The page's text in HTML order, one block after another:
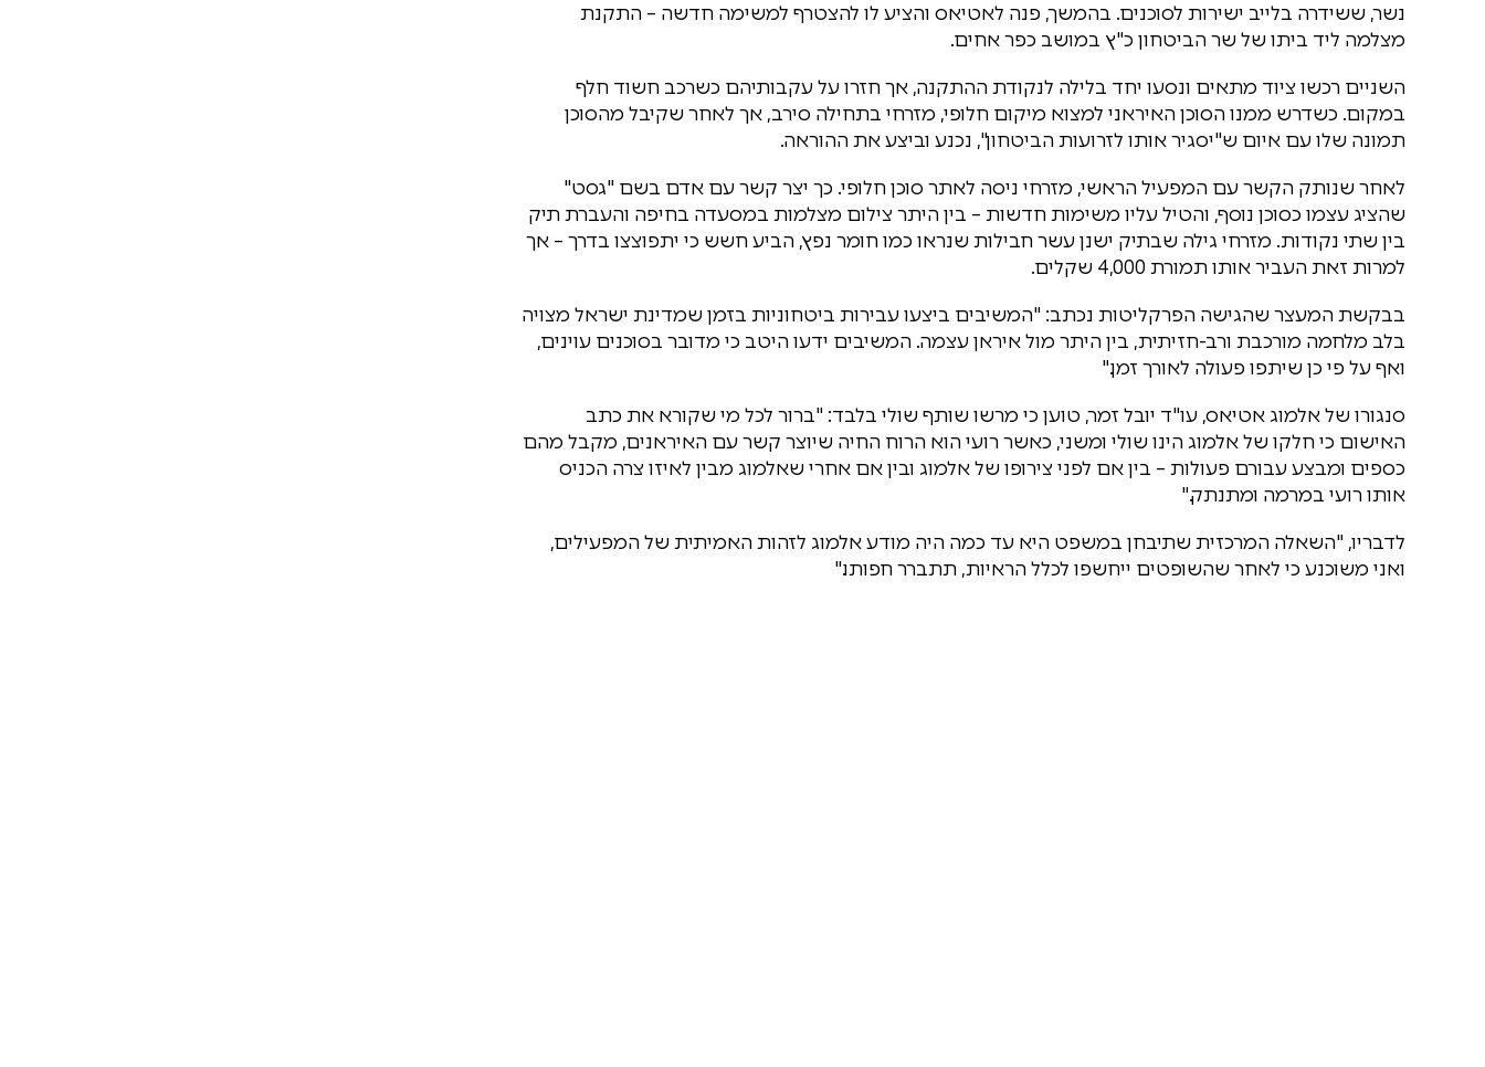
נשר, ששידרה בלייב ישירות לסוכנים. בהמשך, פנה לאטיאס והציע לו להצטרף למשימה חדשה – התקנת
מצלמה ליד ביתו של שר הביטחון כ"ץ במושב כפר אחים.
השניים רכשו ציוד מתאים ונסעו יחד בלילה לנקודת ההתקנה, אך חזרו על עקבותיהם כשרכב חשוד חלף
במקום. כשדרש ממנו הסוכן האיראני למצוא מיקום חלופי, מזרחי בתחילה סירב, אך לאחר שקיבל מהסוכן
תמונה שלו עם איום ש"יסגיר אותו לזרועות הביטחון", נכנע וביצע את ההוראה.
לאחר שנותק הקשר עם המפעיל הראשי, מזרחי ניסה לאתר סוכן חלופי. כך יצר קשר עם אדם בשם "גסט"
שהציג עצמו כסוכן נוסף, והטיל עליו משימות חדשות – בין היתר צילום מצלמות במסעדה בחיפה והעברת תיק
בין שתי נקודות. מזרחי גילה שבתיק ישנן עשר חבילות שנראו כמו חומר נפץ, הביע חשש כי יתפוצצו בדרך – אך
למרות זאת העביר אותו תמורת 4,000 שקלים.
בבקשת המעצר שהגישה הפרקליטות נכתב: "המשיבים ביצעו עבירות ביטחוניות בזמן שמדינת ישראל מצויה
בלב מלחמה מורכבת ורב-חזיתית, בין היתר מול איראן עצמה. המשיבים ידעו היטב כי מדובר בסוכנים עוינים,
ואף על פי כן שיתפו פעולה לאורך זמן."
סנגורו של אלמוג אטיאס, עו"ד יובל זמר, טוען כי מרשו שותף שולי בלבד: "ברור לכל מי שקורא את כתב
האישום כי חלקו של אלמוג הינו שולי ומשני, כאשר רועי הוא הרוח החיה שיוצר קשר עם האיראנים, מקבל מהם
כספים ומבצע עבורם פעולות – בין אם לפני צירופו של אלמוג ובין אם אחרי שאלמוג מבין לאיזו צרה הכניס
אותו רועי במרמה ומתנתק."
לדבריו, "השאלה המרכזית שתיבחן במשפט היא עד כמה היה מודע אלמוג לזהות האמיתית של המפעילים,
ואני משוכנע כי לאחר שהשופטים ייחשפו לכלל הראיות, תתברר חפותו."